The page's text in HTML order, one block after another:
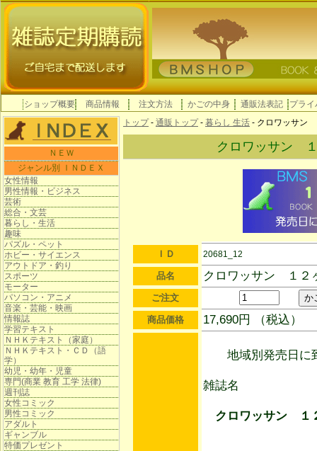
ショップ概要 商品情報 注文方法 かごの中身 通販法表記 プライ
ＮＥＷ
ジャンル別 ＩＮＤＥＸ
女性情報
男性情報・ビジネス
芸術
総合・文芸
暮らし・生活
趣味
パズル・ペット
ホビー・サイエンス
アウトドア・釣り
スポーツ
モーター
パソコン・アニメ
音楽・芸能・映画
情報誌
学習テキスト
ＮＨＫテキスト（家庭）
ＮＨＫテキスト・ＣＤ（語
学）
幼児・幼年・児童
専門(商業 教育 工学 法律)
週刊誌
女性コミック
男性コミック
アダルト
ギャンブル
特価プレゼント
トップ- 通販トップ- 暮らし 生活 - クロワッサン
クロワッサン
ＩＤ 20681_12
品名 クロワッサン １２
ご注文
商品価格 17,690円 （税込）
地域別発売日に
雑誌名
クロワッサン １